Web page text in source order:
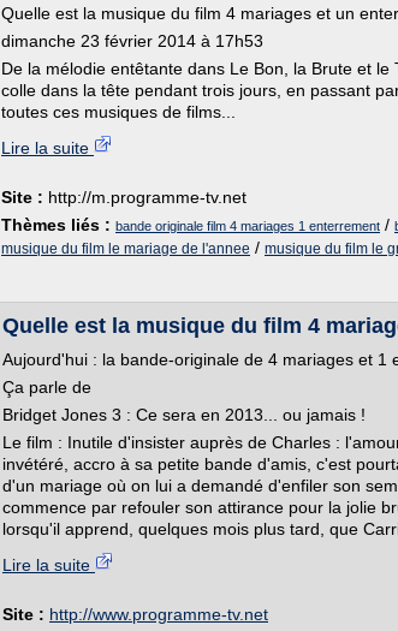
Quelle est la musique du film 4 mariages et un
dimanche 23 février 2014 à 17h53
De la mélodie entêtante dans Le Bon, la Brute et
colle dans la tête pendant trois jours, en passant
toutes ces musiques de films...
Lire la suite
Site : http://m.programme-tv.net
Thèmes liés : bande originale film 4 mariages 1 enterrement /
musique du film le mariage de l'annee / musique du film le
Quelle est la musique du film 4
Aujourd'hui : la bande-originale de 4 mariages et 1
Ça parle de
Bridget Jones 3 : Ce sera en 2013... ou jamais !
Le film : Inutile d'insister auprès de Charles :
invétéré, accro à sa petite bande d'amis, c'est
d'un mariage où on lui a demandé d'enfiler son
commence par refouler son attirance pour la jolie
lorsqu'il apprend, quelques mois plus tard, que
Lire la suite
Site : http://www.programme-tv.net